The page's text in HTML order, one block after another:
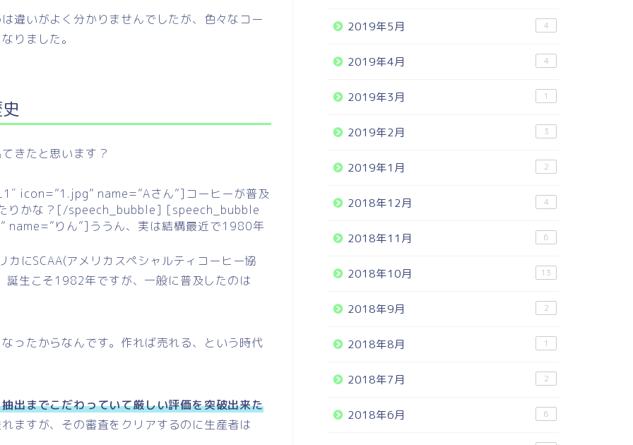
違いがよく分かりませんでしたが、色々なコー
りました。
きたと思います？
icon=”1.jpg” name=”Aさん”]コーヒーが普及
りかな？[/speech_bubble] [speech_bubble
りん”]ううん、実は結構最近で1980年
にSCAA(アメリカスペシャルティコーヒー協
生こそ1982年ですが、一般に普及したのは
ったからなんです。作れば売れる、という時代
出までこだわっていて厳しい評価を突破出来た
ますが、その審査をクリアするのに生産者は
2019年5月 4
2019年4月 4
2019年3月 1
2019年2月 3
2019年1月 2
2018年12月 4
2018年11月 6
2018年10月 13
2018年9月 2
2018年8月 1
2018年7月 2
2018年6月 6